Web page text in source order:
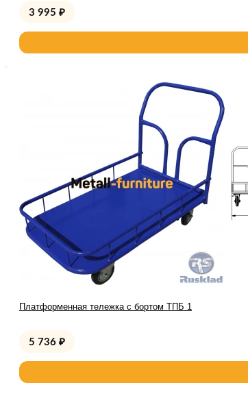
3 995 ₽
Платформенная тележка с бортом ТПБ 1
5 736 ₽